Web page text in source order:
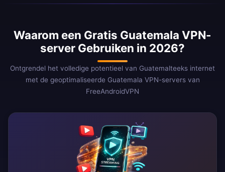
Waarom een Gratis Guatemala VPN-
server Gebruiken in 2026?
Ontgrendel het volledige potentieel van Guatemalteeks internet
met de geoptimaliseerde Guatemala VPN-servers van
FreeAndroidVPN